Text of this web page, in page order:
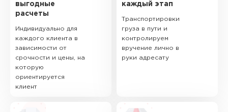
выгодные
расчеты
Индивидуально для
каждого клиента в
зависимости от
срочности и цены, на
которую
ориентируется
клиент
каждый этап
Транспортировки
груза в пути и
контролируем
вручение лично в
руки адресату